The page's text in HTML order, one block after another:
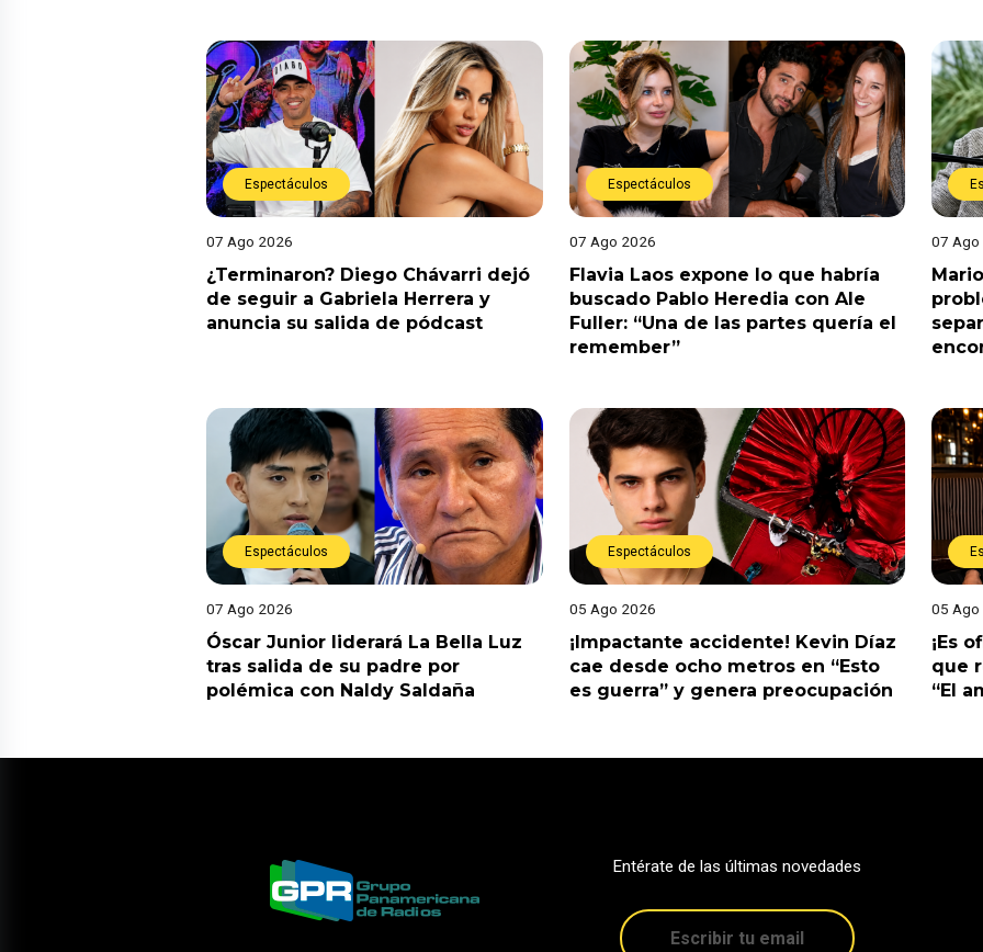
Espectáculos
07 Ago 2026
¿Terminaron? Diego Chávarri dejó
de seguir a Gabriela Herrera y
anuncia su salida de pódcast
Espectáculos
07 Ago 2026
Flavia Laos expone lo que habría
buscado Pablo Heredia con Ale
Fuller: “Una de las partes quería el
remember”
07 Ago
Espectáculos
07 Ago 2026
Óscar Junior liderará La Bella Luz
tras salida de su padre por
polémica con Naldy Saldaña
Espectáculos
05 Ago 2026
¡Impactante accidente! Kevin Díaz
cae desde ocho metros en “Esto
es guerra” y genera preocupación
05 Ago
¡Es
que
“El
Entérate de las últimas novedades